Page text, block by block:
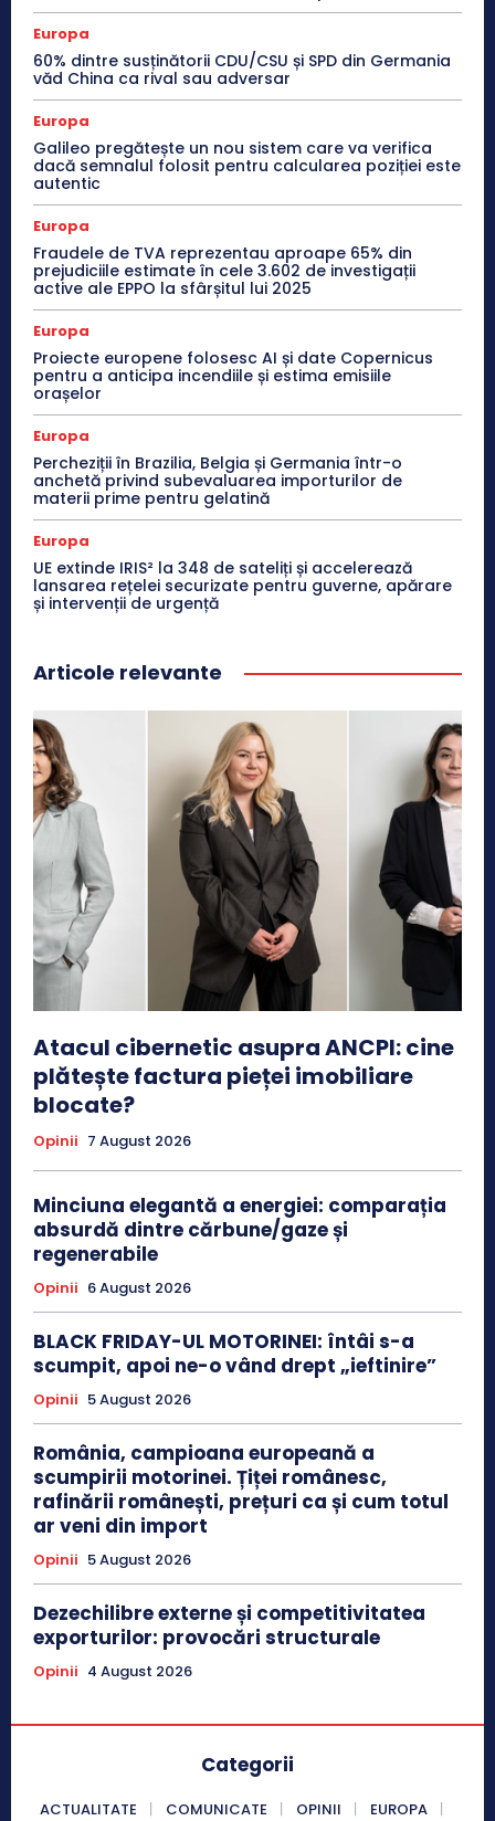
Europa
60% dintre susținătorii CDU/CSU și SPD din Germania
văd China ca rival sau adversar
Europa
Galileo pregătește un nou sistem care va verifica
dacă semnalul folosit pentru calcularea poziției este
autentic
Europa
Fraudele de TVA reprezentau aproape 65% din
prejudiciile estimate în cele 3.602 de investigații
active ale EPPO la sfârșitul lui 2025
Europa
Proiecte europene folosesc AI și date Copernicus
pentru a anticipa incendiile și estima emisiile
orașelor
Europa
Percheziții în Brazilia, Belgia și Germania într-o
anchetă privind subevaluarea importurilor de
materii prime pentru gelatină
Europa
UE extinde IRIS² la 348 de sateliți și accelerează
lansarea rețelei securizate pentru guverne, apărare
și intervenții de urgență
Articole relevante
Atacul cibernetic asupra ANCPI: cine
plătește factura pieței imobiliare
blocate?
Opinii 7 August 2026
Minciuna elegantă a energiei: comparația
absurdă dintre cărbune/gaze și
regenerabile
Opinii 6 August 2026
BLACK FRIDAY-UL MOTORINEI: întâi s-a
scumpit, apoi ne-o vând drept „ieftinire”
Opinii 5 August 2026
România, campioana europeană a
scumpirii motorinei. Țiței românesc,
rafinării românești, prețuri ca și cum totul
ar veni din import
Opinii 5 August 2026
Dezechilibre externe și competitivitatea
exporturilor: provocări structurale
Opinii 4 August 2026
Categorii
ACTUALITATE COMUNICATE OPINII
EUROPA